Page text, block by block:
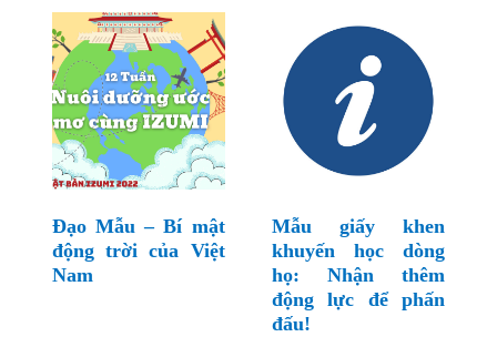
Đạo Mẫu – Bí mật
động trời của Việt
Nam
Mẫu giấy khen
khuyến học dòng
họ: Nhận thêm
động lực để phấn
đấu!